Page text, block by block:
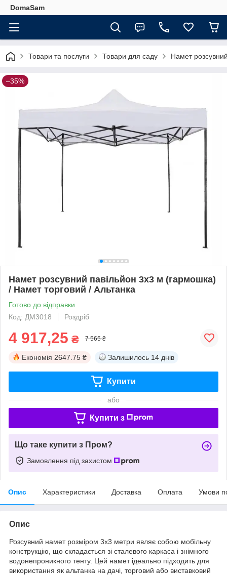
DomaSam
Товари та послуги Товари для саду Намет
–35%
Намет розсувний павільйон 3х3 м (гармошка)
/ Намет торговий / Альтанка
Готово до відправки
Код: ДМ3018
Роздріб
4 917,25 ₴ 7 565 ₴
Економія 2647.75 ₴ Залишилось 14 днів
Купити
або
Купити з
Що таке купити з Пром?
Замовлення під захистом
Опис Характеристики Доставка Оплата Умови
Опис
Розсувний намет розміром 3х3 метри являє собою мобільну
конструкцію, що складається зі сталевого каркаса і знімного
водонепроникного тенту. Цей намет ідеально підходить для
використання як альтанка на дачі, торговий або виставковий